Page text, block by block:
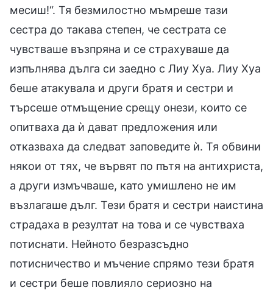
месиш!“. Тя безмилостно мъмреше тази
сестра до такава степен, че сестрата се
чувстваше възпряна и се страхуваше да
изпълнява дълга си заедно с Лиу Хуа. Лиу Хуа
беше атакувала и други братя и сестри и
търсеше отмъщение срещу онези, които се
опитваха да ѝ дават предложения или
отказваха да следват заповедите ѝ. Тя обвини
някои от тях, че вървят по пътя на антихриста,
а други измъчваше, като умишлено не им
възлагаше дълг. Тези братя и сестри наистина
страдаха в резултат на това и се чувстваха
потиснати. Нейното безразсъдно
потисничество и мъчение спрямо тези братя
и сестри беше повлияло сериозно на